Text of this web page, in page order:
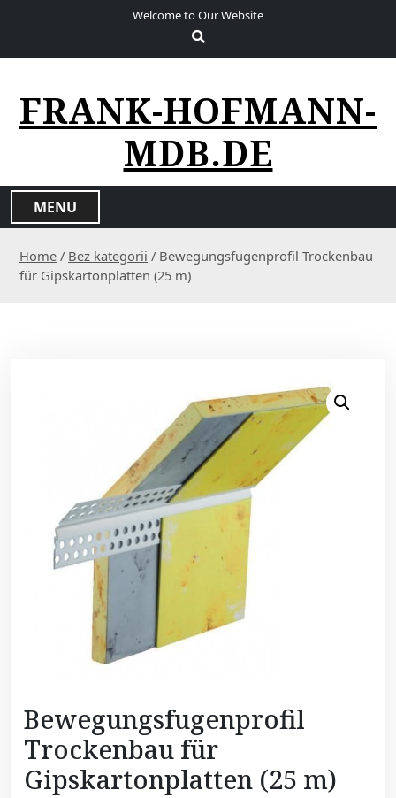
Welcome to Our Website
FRANK-HOFMANN-
MDB.DE
MENU
Home / Bez kategorii / Bewegungsfugenprofil Trockenbau
für Gipskartonplatten (25 m)
Bewegungsfugenprofil
Trockenbau für
Gipskartonplatten (25 m)